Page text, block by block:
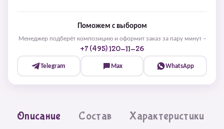
Поможем с выбором
Менеджер подберёт композицию и оформит заказ за пару минут –
+7 (495) 120-11-26
Telegram Max WhatsApp
Описание Состав Характеристики